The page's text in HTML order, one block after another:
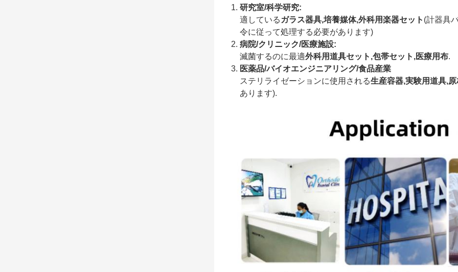
研究室/科学研究:
適している ガラス器具,培養媒体,外科用楽器セット (計器具
令に従って処理する必要があります)
病院/クリニック/医療施設:
滅菌するのに最適外科用道具セット,包帯セット,医療用布.
医薬品/バイオエンジニアリング/食品産業
ステリライゼーションに使用される生産容器,実験用道具,
あります).